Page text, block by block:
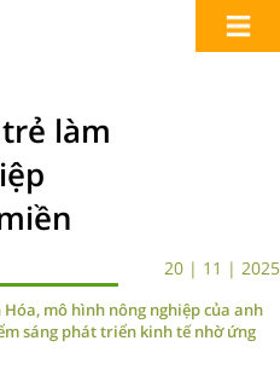
làm
20 | 11 | 2025
mô hình nông nghiệp của anh
sáng phát triển kinh tế nhờ ứng